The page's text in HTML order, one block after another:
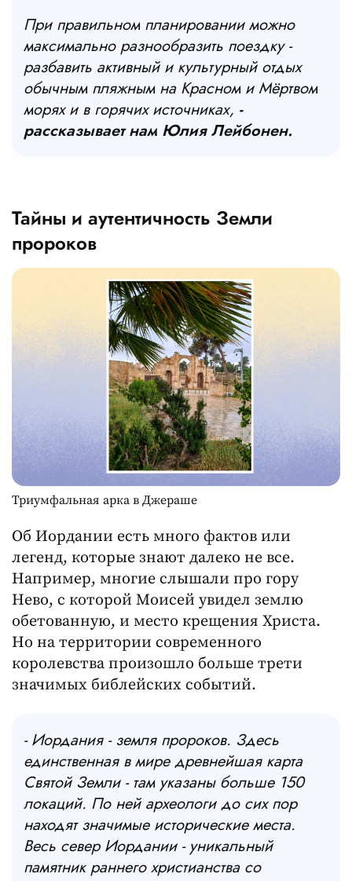
При правильном планировании можно
максимально разнообразить поездку -
разбавить активный и культурный отдых
обычным пляжным на Красном и Мёртвом
морях и в горячих источниках, -
рассказывает нам Юлия Лейбонен.
Тайны и аутентичность Земли
пророков
Триумфальная арка в Джераше
Об Иордании есть много фактов или
легенд, которые знают далеко не все.
Например, многие слышали про гору
Нево, с которой Моисей увидел землю
обетованную, и место крещения Христа.
Но на территории современного
королевства произошло больше трети
значимых библейских событий.
- Иордания - земля пророков. Здесь
единственная в мире древнейшая карта
Святой Земли - там указаны больше 150
локаций. По ней археологи до сих пор
находят значимые исторические места.
Весь север Иордании - уникальный
памятник раннего христианства со